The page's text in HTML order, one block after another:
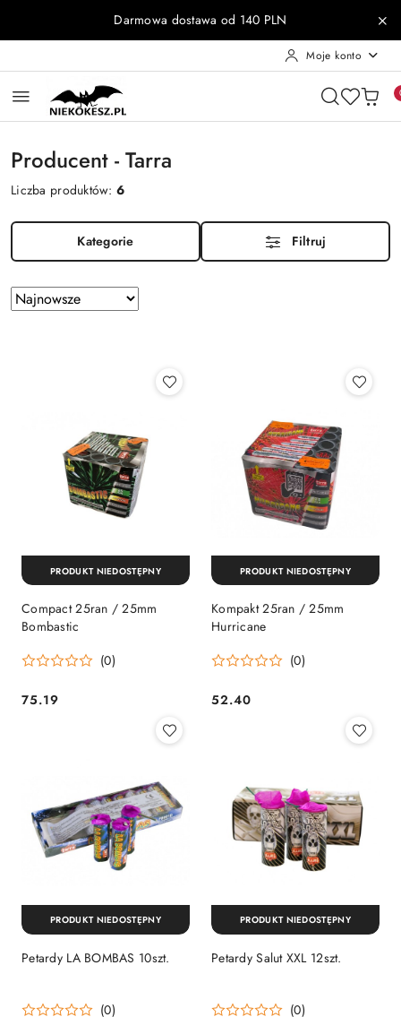
Przejdź do treści głównej
Przejdź do wyszukiwarki
Przejdź do moje konto
Przejdź do menu głównego
Przejdź do stopkiDarmowa dostawa od 140 PLN
Moje konto
Producent - Tarra
Liczba produktów:6
Kategorie Filtruj
Zastosowano
sortowanie:
Sortuj
według
Compact 25ran / 25mm
Bombastic
(0)
Cena:
75.19
PRODUKT NIEDOSTĘPNY
Kompakt 25ran / 25mm
Hurricane
(0)
Cena:
52.40
PRODUKT NIEDOSTĘPNY
Petardy LA BOMBAS 10szt.
(0)
PRODUKT NIEDOSTĘPNY
Petardy Salut XXL 12szt.
(0)
PRODUKT NIEDOSTĘPNY